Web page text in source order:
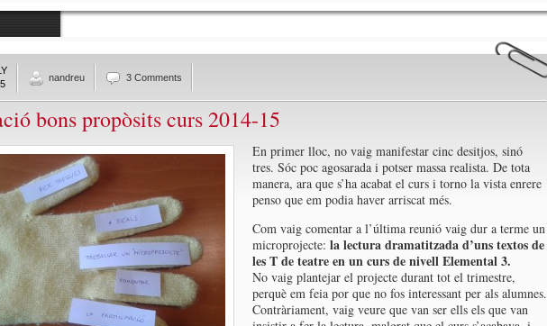
nandreu 3 Comments
bons propòsits curs 2014-15
En primer lloc, no vaig manifestar cinc desitjos, sinó
tres. Sóc poc agosarada i potser massa realista. De tota
manera, ara que s’ha acabat el curs i torno la vista enrere
penso que em podia haver arriscat més.
Com vaig comentar a l’última reunió vaig dur a terme un
microprojecte: la lectura dramatitzada d’uns textos de
les T de teatre en un curs de nivell Elemental 3.
No vaig plantejar el projecte durant tot el trimestre,
perquè em feia por que no fos interessant per als alumnes.
Contràriament, vaig veure que van ser ells els que van